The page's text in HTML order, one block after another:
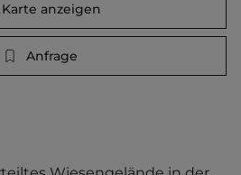
anzeigen
Anfrage